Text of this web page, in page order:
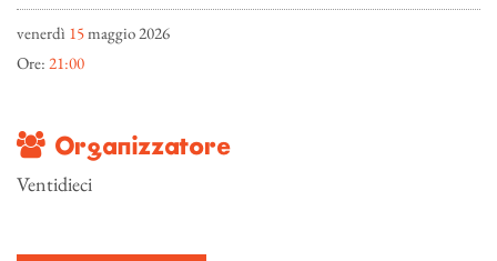
venerdì 15maggio 2026
Ore: 21:00
Organizzatore
Ventidieci